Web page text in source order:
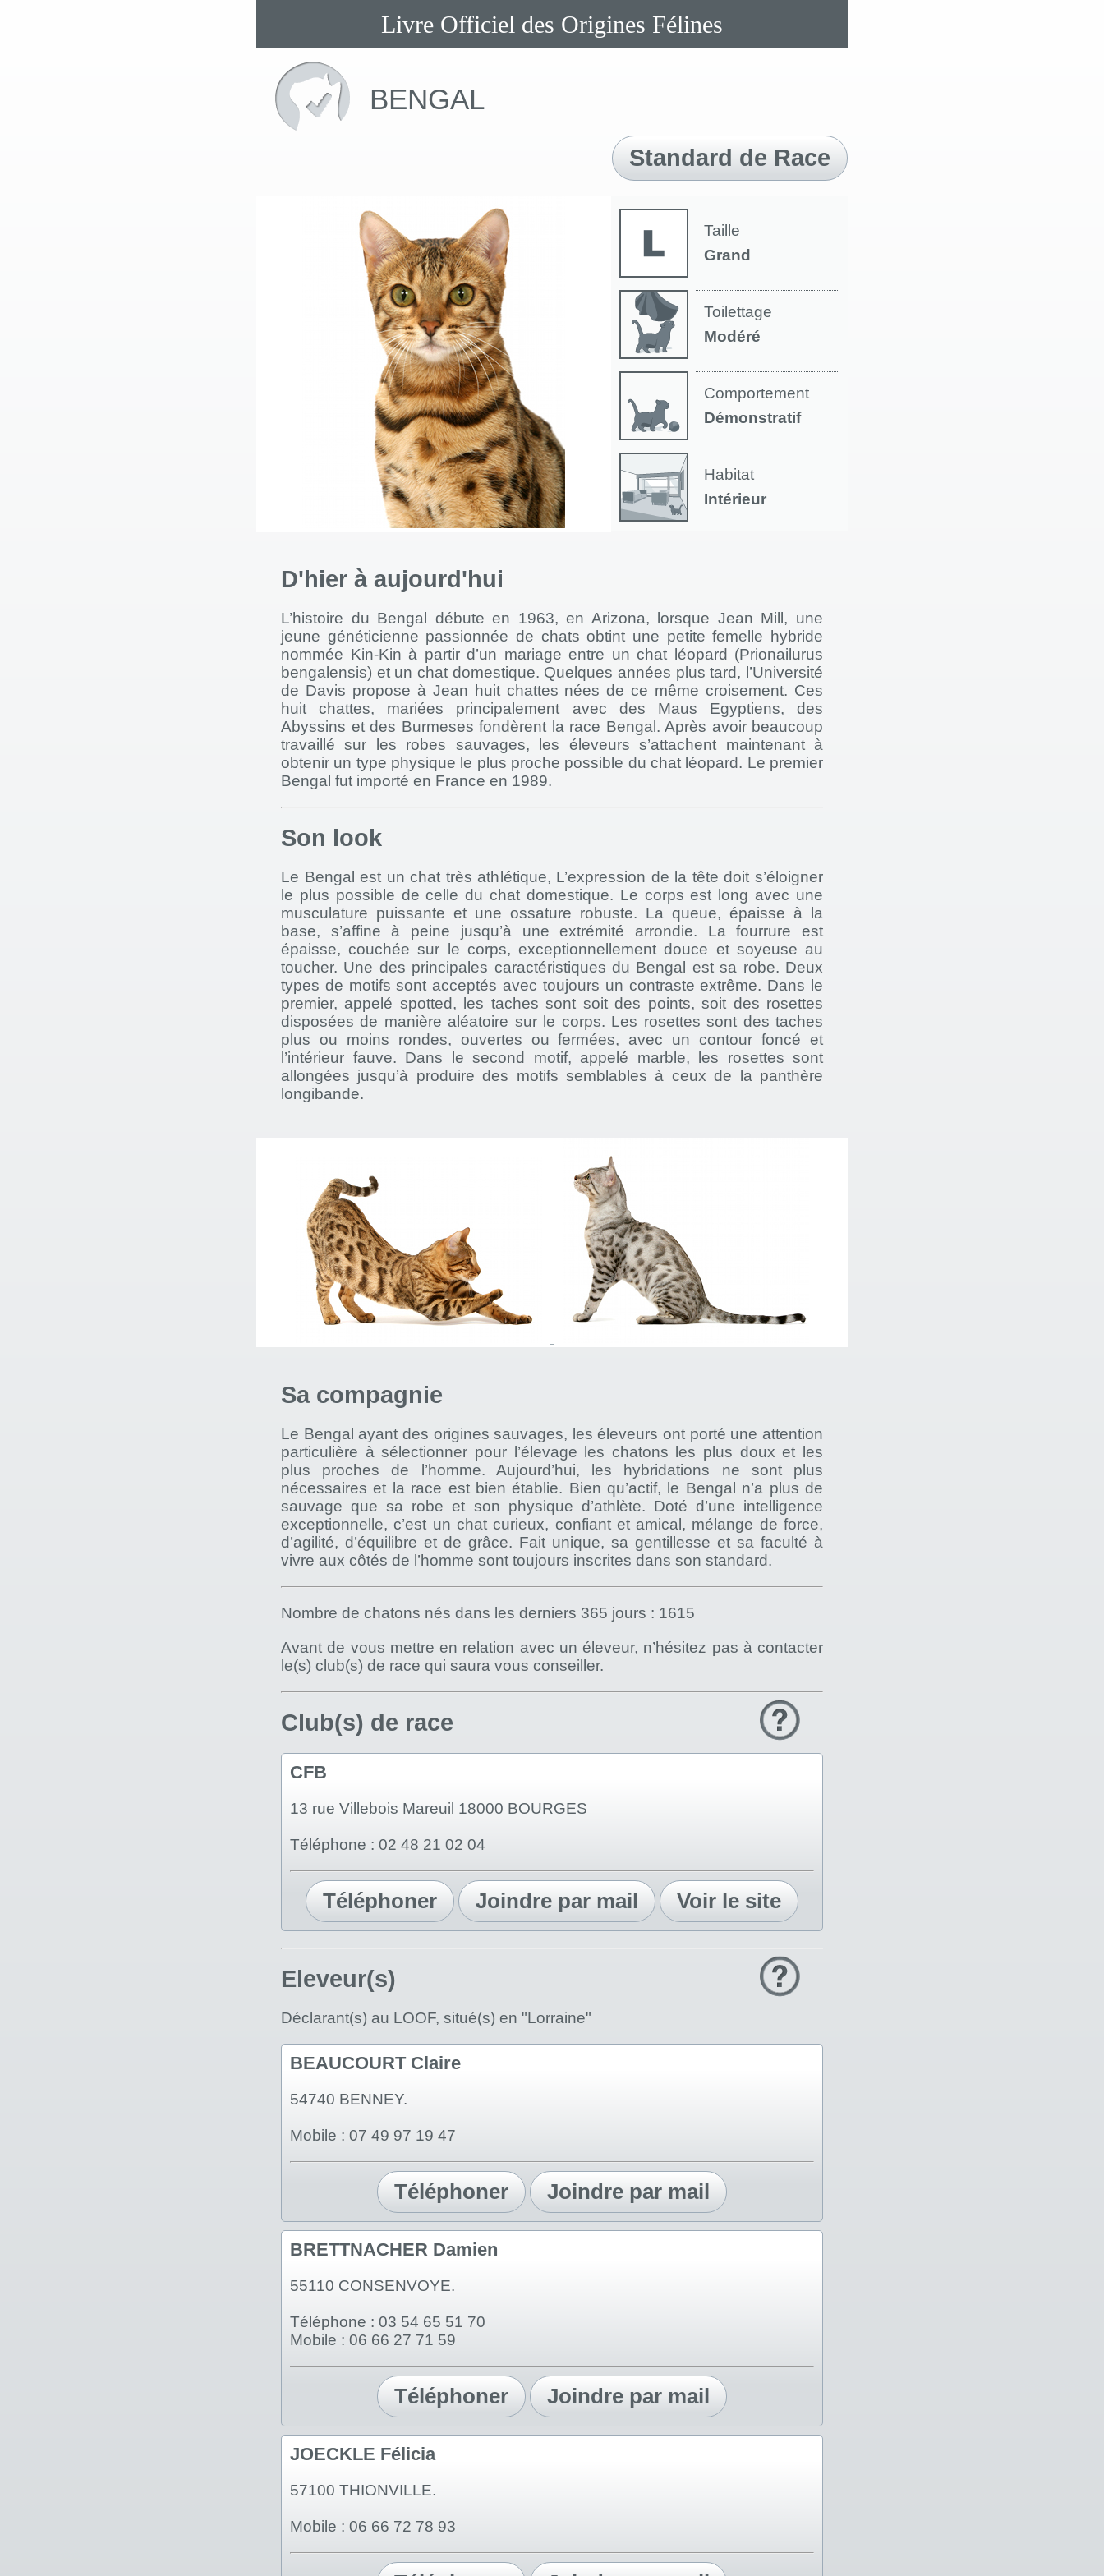
Livre Officiel des Origines Félines
BENGAL
Standard de Race
Taille
Grand
Toilettage
Modéré
Comportement
Démonstratif
Habitat
Intérieur
D'hier à aujourd'hui
L’histoire du Bengal débute en 1963, en Arizona, lorsque Jean Mill, une
jeune généticienne passionnée de chats obtint une petite femelle hybride
nommée Kin-Kin à partir d’un mariage entre un chat léopard (Prionailurus
bengalensis) et un chat domestique. Quelques années plus tard, l’Université
de Davis propose à Jean huit chattes nées de ce même croisement. Ces
huit chattes, mariées principalement avec des Maus Egyptiens, des
Abyssins et des Burmeses fondèrent la race Bengal. Après avoir beaucoup
travaillé sur les robes sauvages, les éleveurs s’attachent maintenant à
obtenir un type physique le plus proche possible du chat léopard. Le premier
Bengal fut importé en France en 1989.
Son look
Le Bengal est un chat très athlétique, L’expression de la tête doit s’éloigner
le plus possible de celle du chat domestique. Le corps est long avec une
musculature puissante et une ossature robuste. La queue, épaisse à la
base, s’affine à peine jusqu’à une extrémité arrondie. La fourrure est
épaisse, couchée sur le corps, exceptionnellement douce et soyeuse au
toucher. Une des principales caractéristiques du Bengal est sa robe. Deux
types de motifs sont acceptés avec toujours un contraste extrême. Dans le
premier, appelé spotted, les taches sont soit des points, soit des rosettes
disposées de manière aléatoire sur le corps. Les rosettes sont des taches
plus ou moins rondes, ouvertes ou fermées, avec un contour foncé et
l’intérieur fauve. Dans le second motif, appelé marble, les rosettes sont
allongées jusqu’à produire des motifs semblables à ceux de la panthère
longibande.
Sa compagnie
Le Bengal ayant des origines sauvages, les éleveurs ont porté une attention
particulière à sélectionner pour l’élevage les chatons les plus doux et les
plus proches de l’homme. Aujourd’hui, les hybridations ne sont plus
nécessaires et la race est bien établie. Bien qu’actif, le Bengal n’a plus de
sauvage que sa robe et son physique d’athlète. Doté d’une intelligence
exceptionnelle, c’est un chat curieux, confiant et amical, mélange de force,
d’agilité, d’équilibre et de grâce. Fait unique, sa gentillesse et sa faculté à
vivre aux côtés de l’homme sont toujours inscrites dans son standard.
Nombre de chatons nés dans les derniers 365 jours : 1615
Avant de vous mettre en relation avec un éleveur, n’hésitez pas à contacter
le(s) club(s) de race qui saura vous conseiller.
Club(s) de race
CFB
13 rue Villebois Mareuil 18000 BOURGES
Téléphone : 02 48 21 02 04
Téléphoner Joindre par mail Voir le site
Eleveur(s)
Déclarant(s) au LOOF, situé(s) en "Lorraine"
BEAUCOURT Claire
54740 BENNEY.
Mobile : 07 49 97 19 47
Téléphoner Joindre par mail
BRETTNACHER Damien
55110 CONSENVOYE.
Téléphone : 03 54 65 51 70
Mobile : 06 66 27 71 59
Téléphoner Joindre par mail
JOECKLE Félicia
57100 THIONVILLE.
Mobile : 06 66 72 78 93